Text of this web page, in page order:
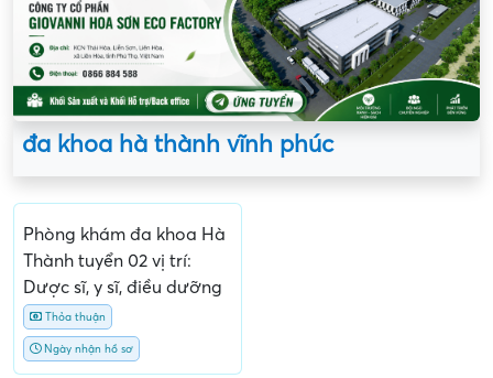
đa khoa hà thành vĩnh phúc
Phòng khám đa khoa Hà
Thành tuyển 02 vị trí:
Dược sĩ, y sĩ, điều dưỡng
Thỏa thuận
Ngày nhận hồ sơ